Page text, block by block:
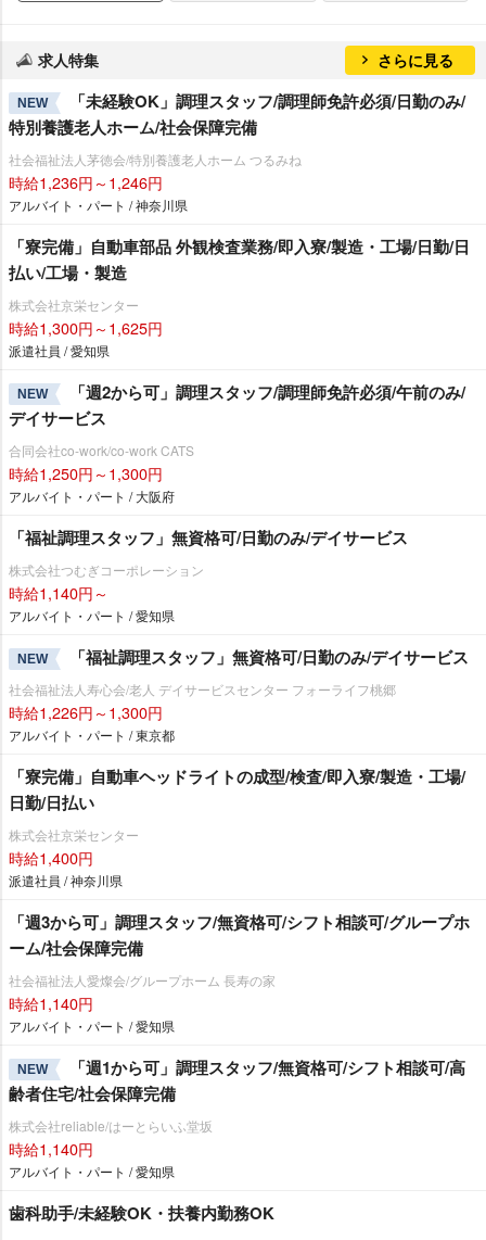
求人特集 さらに見る
NEW
「未経験OK」調理スタッフ/調理師免許必須/日勤のみ/
特別養護老人ホーム/社会保障完備
社会福祉法人茅徳会/特別養護老人ホーム つるみね
時給1,236円～1,246円
アルバイト・パート / 神奈川県
「寮完備」自動車部品 外観検査業務/即入寮/製造・工場/日勤/日
払い/工場・製造
株式会社京栄センター
時給1,300円～1,625円
派遣社員 / 愛知県
NEW
「週2から可」調理スタッフ/調理師免許必須/午前のみ/
デイサービス
合同会社co-work/co-work CATS
時給1,250円～1,300円
アルバイト・パート / 大阪府
「福祉調理スタッフ」無資格可/日勤のみ/デイサービス
株式会社つむぎコーポレーション
時給1,140円～
アルバイト・パート / 愛知県
NEW 「福祉調理スタッフ」無資格可/日勤のみ/デイサービス
社会福祉法人寿心会/老人 デイサービスセンター フォーライフ桃郷
時給1,226円～1,300円
アルバイト・パート / 東京都
「寮完備」自動車ヘッドライトの成型/検査/即入寮/製造・工場/
日勤/日払い
株式会社京栄センター
時給1,400円
派遣社員 / 神奈川県
「週3から可」調理スタッフ/無資格可/シフト相談可/グループホ
ーム/社会保障完備
社会福祉法人愛燦会/グループホーム 長寿の家
時給1,140円
アルバイト・パート / 愛知県
NEW
「週1から可」調理スタッフ/無資格可/シフト相談可/高
齢者住宅/社会保障完備
株式会社reliable/はーとらいふ堂坂
時給1,140円
アルバイト・パート / 愛知県
歯科助手/未経験OK・扶養内勤務OK